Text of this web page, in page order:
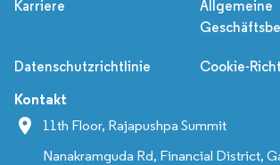
Karriere
Allgemeine
Datenschutzrichtlinie Cookie-
Kontakt
11th Floor, Rajapushpa Summit
Nanakramguda Rd, Financial District,